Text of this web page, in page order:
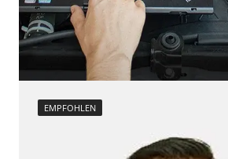
EMPFOHLEN